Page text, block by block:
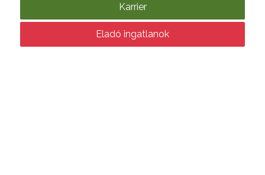
TESTÜLET
A
Karrier
Eladó ingatlanok